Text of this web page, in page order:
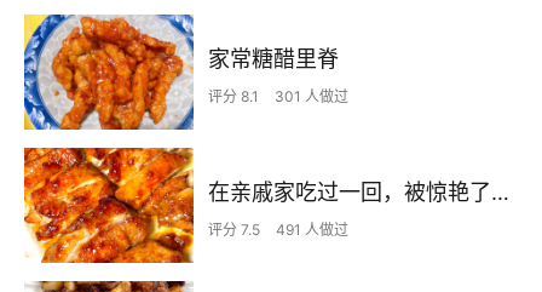
家常糖醋里脊
评分 8.1 301 人做过
在亲戚家吃过一回，被惊艳了…
评分 7.5 491 人做过